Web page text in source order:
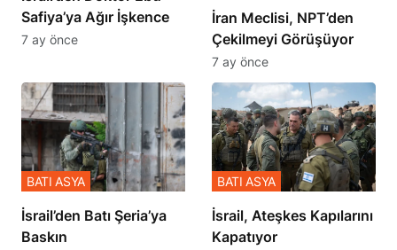
Safiya’ya Ağır İşkence
7 ay önce
İran Meclisi, NPT’den
Çekilmeyi Görüşüyor
7 ay önce
​​​​​​​İsrail’den Batı Şeria’ya
Baskın
BATI ASYA
İsrail, Ateşkes Kapılarını
Kapatıyor
BATI ASYA